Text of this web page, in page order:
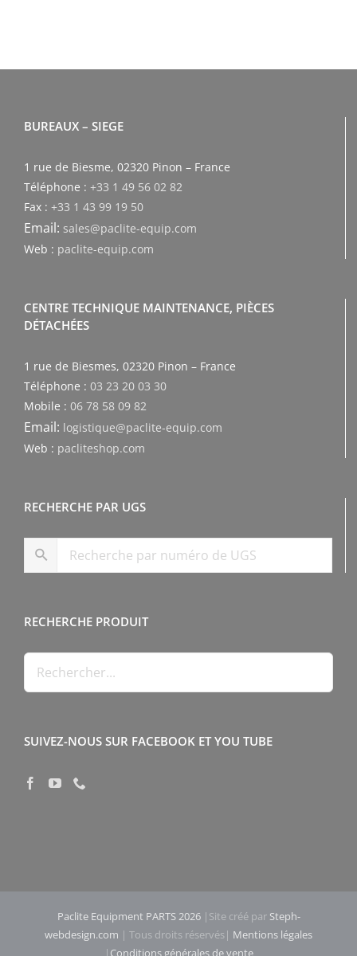
BUREAUX – SIEGE
1 rue de Biesme, 02320 Pinon – France
Téléphone : +33 1 49 56 02 82
Fax : +33 1 43 99 19 50
Email: sales@paclite-equip.com
Web : paclite-equip.com
CENTRE TECHNIQUE MAINTENANCE, PIÈCES
DÉTACHÉES
1 rue de Biesmes, 02320 Pinon – France
Téléphone : 03 23 20 03 30
Mobile : 06 78 58 09 82
Email: logistique@paclite-equip.com
Web : pacliteshop.com
RECHERCHE PAR UGS
RECHERCHE PRODUIT
SUIVEZ-NOUS SUR FACEBOOK ET YOU TUBE
Paclite Equipment PARTS 2026|Site créé par Steph-
webdesign.com | Tous droits réservés| Mentions légales
| Conditions générales de vente